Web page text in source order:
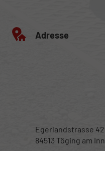
Adresse
Egerlandstrasse 42
84513 Töging am Inn